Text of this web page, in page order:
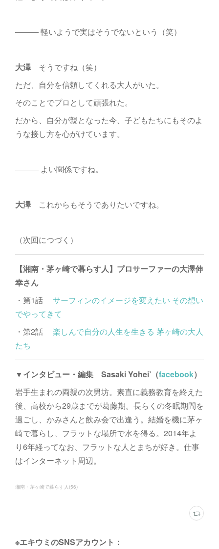
――― 軽いようで実はそうでないという（笑）
大澤そうですね（笑）
ただ、自分を信頼してくれる大人がいた。
そのことでプロとして頑張れた。
だから、自分が親となった今、子どもたちにもそのよ
うな接し方を心がけています。
――― よい関係ですね。
大澤これからもそうでありたいですね。
（次回につづく）
【湘南・茅ヶ崎で暮らす人】プロサーファーの大澤伸
幸さん
・第1話 サーフィンのイメージを変えたい その想い
でやってきて
・第2話 楽しんで自分の人生を生きる 茅ヶ崎の大人
たち
▼インタビュー・編集 Sasaki Yohei’（facebook）
岩手生まれの両親の次男坊。素直に義務教育を終えた
後、高校から29歳までが葛藤期。長らくの冬眠期間を
過ごし、かみさんと飲み会で出逢う。結婚を機に茅ヶ
崎で暮らし、フラットな場所で水を得る。2014年よ
り6年経ってなお、フラットな人とまちが好き。仕事
はインターネット周辺。
湘南・茅ヶ崎で暮らす人 (56)
※エキウミのSNSアカウント：